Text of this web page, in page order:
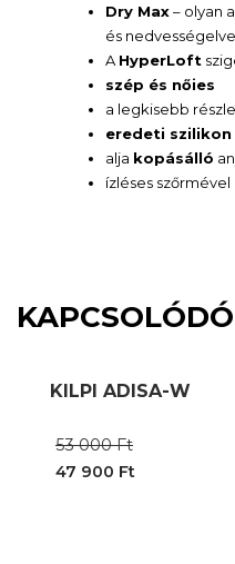
Dry Max– olyan
és
A HyperLoft
szép és nőies
a legkisebb
eredeti szilikon
alja kopásálló
ízléses
KILPI ADISA-W
53 000Ft
47 900 Ft